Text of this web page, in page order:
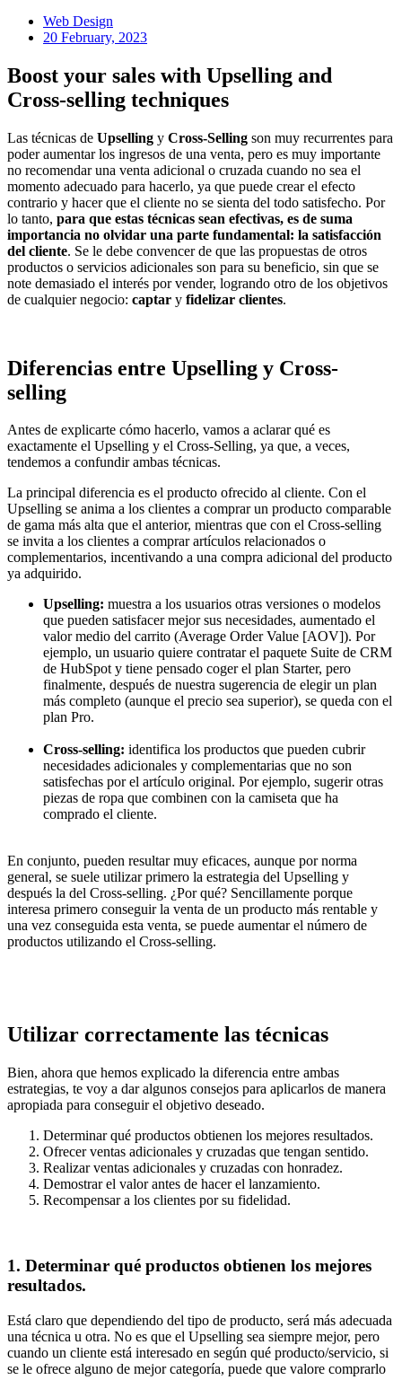
Web Design
20 February, 2023
Boost your sales with Upselling and
Cross-selling techniques
Las técnicas de Upselling y Cross-Selling son muy recurrentes para
poder aumentar los ingresos de una venta, pero es muy importante
no recomendar una venta adicional o cruzada cuando no sea el
momento adecuado para hacerlo, ya que puede crear el efecto
contrario y hacer que el cliente no se sienta del todo satisfecho. Por
lo tanto, para que estas técnicas sean efectivas, es de suma
importancia no olvidar una parte fundamental: la satisfacción
del cliente. Se le debe convencer de que las propuestas de otros
productos o servicios adicionales son para su beneficio, sin que se
note demasiado el interés por vender, logrando otro de los objetivos
de cualquier negocio: captar y fidelizar clientes.
Diferencias entre Upselling y Cross-
selling
Antes de explicarte cómo hacerlo, vamos a aclarar qué es
exactamente el Upselling y el Cross-Selling, ya que, a veces,
tendemos a confundir ambas técnicas.
La principal diferencia es el producto ofrecido al cliente. Con el
Upselling se anima a los clientes a comprar un producto comparable
de gama más alta que el anterior, mientras que con el Cross-selling
se invita a los clientes a comprar artículos relacionados o
complementarios, incentivando a una compra adicional del producto
ya adquirido.
Upselling: muestra a los usuarios otras versiones o modelos
que pueden satisfacer mejor sus necesidades, aumentado el
valor medio del carrito (Average Order Value [AOV]). Por
ejemplo, un usuario quiere contratar el paquete Suite de CRM
de HubSpot y tiene pensado coger el plan Starter, pero
finalmente, después de nuestra sugerencia de elegir un plan
más completo (aunque el precio sea superior), se queda con el
plan Pro.
Cross-selling: identifica los productos que pueden cubrir
necesidades adicionales y complementarias que no son
satisfechas por el artículo original. Por ejemplo, sugerir otras
piezas de ropa que combinen con la camiseta que ha
comprado el cliente.
En conjunto, pueden resultar muy eficaces, aunque por norma
general, se suele utilizar primero la estrategia del Upselling y
después la del Cross-selling. ¿Por qué? Sencillamente porque
interesa primero conseguir la venta de un producto más rentable y
una vez conseguida esta venta, se puede aumentar el número de
productos utilizando el Cross-selling.
Utilizar correctamente las técnicas
Bien, ahora que hemos explicado la diferencia entre ambas
estrategias, te voy a dar algunos consejos para aplicarlos de manera
apropiada para conseguir el objetivo deseado.
Determinar qué productos obtienen los mejores resultados.
Ofrecer ventas adicionales y cruzadas que tengan sentido.
Realizar ventas adicionales y cruzadas con honradez.
Demostrar el valor antes de hacer el lanzamiento.
Recompensar a los clientes por su fidelidad.
1. Determinar qué productos obtienen los mejores
resultados.
Está claro que dependiendo del tipo de producto, será más adecuada
una técnica u otra. No es que el Upselling sea siempre mejor, pero
cuando un cliente está interesado en según qué producto/servicio, si
se le ofrece alguno de mejor categoría, puede que valore comprarlo